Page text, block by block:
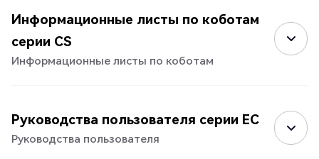
Информационные листы по коботам
серии CS
Информационные листы по коботам
Руководства пользователя серии EC
Руководства пользователя